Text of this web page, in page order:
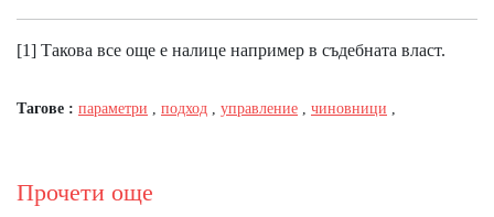
[1] Такова все още е налице например в съдебната власт.
Тагове : параметри , подход , управление , чиновници ,
Прочети още